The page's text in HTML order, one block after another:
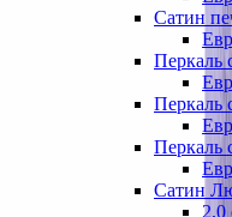
Сатин
Перкаль
Перкаль
Перкаль
Сатин
2,0